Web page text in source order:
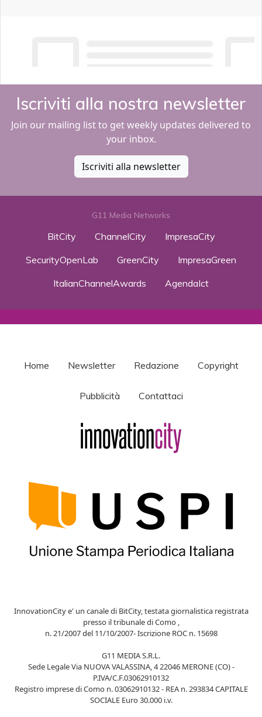
Iscriviti alla nostra newsletter
Join our mailing list to get weekly updates delivered to
your inbox.
Iscriviti alla newsletter
G11 Media Networks
BitCity ChannelCity
ImpresaCity
SecurityOpenLab
GreenCity
ImpresaGreen
ItalianChannelAwards
AgendaIct
Home Newsletter Redazione Copyright
Pubblicità Contattaci
InnovationCity e' un canale di BitCity, testata giornalistica registrata
presso il tribunale di Como ,
n. 21/2007 del 11/10/2007- Iscrizione ROC n. 15698
G11 MEDIA S.R.L.
Sede Legale Via NUOVA VALASSINA, 4 22046 MERONE (CO) -
P.IVA/C.F.03062910132
Registro imprese di Como n. 03062910132 - REA n. 293834 CAPITALE
SOCIALE Euro 30.000 i.v.